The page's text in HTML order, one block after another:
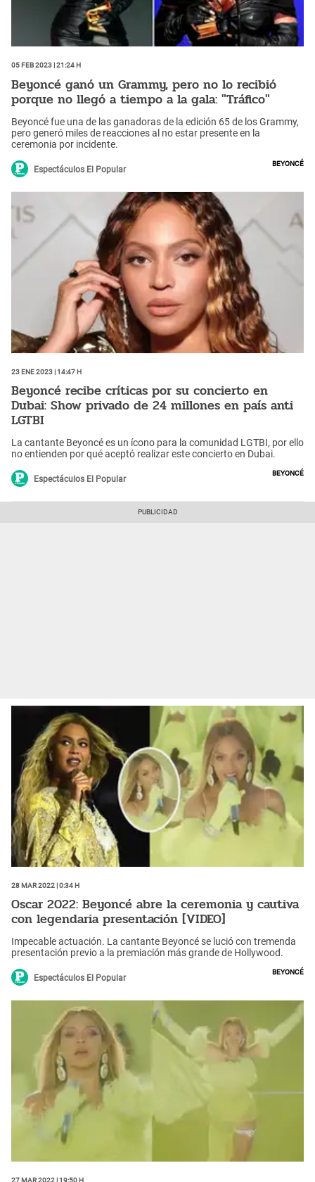
05 Feb 2023 | 21:24 h
Beyoncé ganó un Grammy, pero no lo recibió
porque no llegó a tiempo a la gala: "Tráfico"
Beyoncé fue una de las ganadoras de la edición 65 de los Grammy,
pero generó miles de reacciones al no estar presente en la
ceremonia por incidente.
Espectáculos El Popular
Beyoncé
23 Ene 2023 | 14:47 h
Beyoncé recibe críticas por su concierto en
Dubai: Show privado de 24 millones en país anti
LGTBI
La cantante Beyoncé es un ícono para la comunidad LGTBI, por ello
no entienden por qué aceptó realizar este concierto en Dubai.
Espectáculos El Popular
Beyoncé
28 Mar 2022 | 0:34 h
Oscar 2022: Beyoncé abre la ceremonia y cautiva
con legendaria presentación [VIDEO]
Impecable actuación. La cantante Beyoncé se lució con tremenda
presentación previo a la premiación más grande de Hollywood.
Espectáculos El Popular
Beyoncé
27 Mar 2022 | 19:50 h